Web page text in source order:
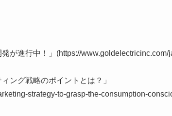
が進行中！」(https://www.goldelectricinc.com/
ング戦略のポイントとは？」
strategy-to-grasp-the-consumption-